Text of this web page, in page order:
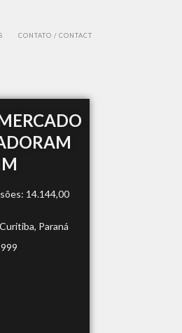
CONTATO / CONTACT
14.144,00
Paraná